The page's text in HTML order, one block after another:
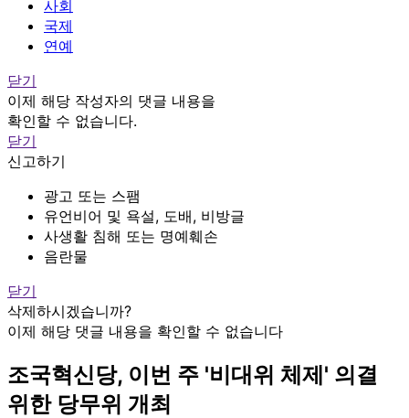
사회
국제
연예
닫기
이제 해당 작성자의 댓글 내용을
확인할 수 없습니다.
닫기
신고하기
광고 또는 스팸
유언비어 및 욕설, 도배, 비방글
사생활 침해 또는 명예훼손
음란물
닫기
삭제하시겠습니까?
이제 해당 댓글 내용을 확인할 수 없습니다
조국혁신당, 이번 주 '비대위 체제' 의결
위한 당무위 개최